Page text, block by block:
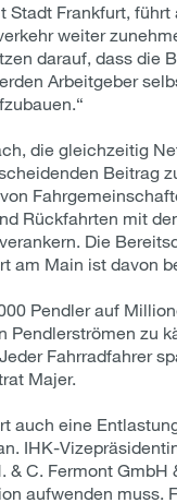
Stadt Frankfurt,
weiter
darauf, dass die
Arbeitgeber
die gleichzeitig
Beitrag
Rückfahrten mit
Die
am Main ist davon
Pendler auf
zu
Fahrradfahrer
Majer.
auch eine
IHK-
C. Fermont
aufwenden